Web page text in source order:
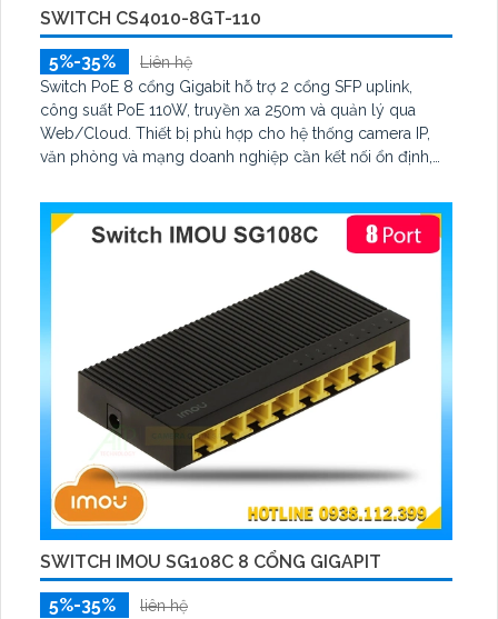
SWITCH CS4010-8GT-110
5%-35%
Liên hệ
Switch PoE 8 cổng Gigabit hỗ trợ 2 cổng SFP uplink,
công suất PoE 110W, truyền xa 250m và quản lý qua
Web/Cloud. Thiết bị phù hợp cho hệ thống camera IP,
văn phòng và mạng doanh nghiệp cần kết nối ổn định,
SWITCH IMOU SG108C 8 CỔNG GIGAPIT
5%-35%
liên hệ